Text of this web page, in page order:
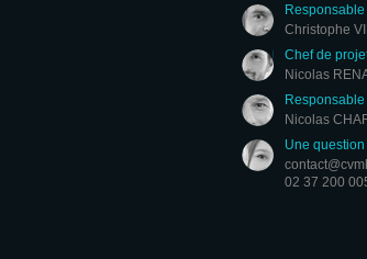
Christophe
Chef de
Nicolas
Nicolas
Une
02 37 200